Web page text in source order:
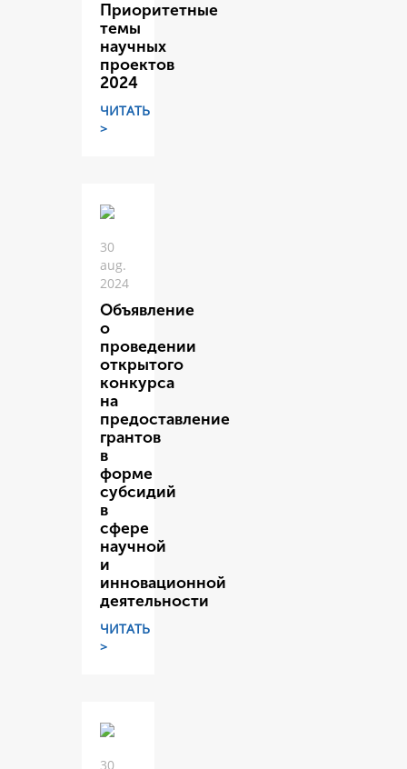
Приоритетные
темы
научных
проектов
2024
ЧИТАТЬ
>
30
aug.
2024
Объявление
о
проведении
открытого
конкурса
на
предоставление
грантов
в
форме
субсидий
в
сфере
научной
и
инновационной
деятельности
ЧИТАТЬ
>
30